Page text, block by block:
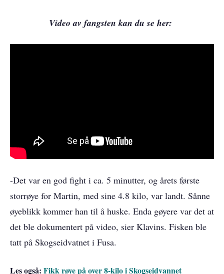
Video av fangsten kan du se her:
-Det var en god fight i ca. 5 minutter, og årets første
storrøye for Martin, med sine 4.8 kilo, var landt. Sånne
øyeblikk kommer han til å huske. Enda gøyere var det at
det ble dokumentert på video, sier Klavins. Fisken ble
tatt på Skogseidvatnet i Fusa.
Les også: Fikk røye på over 8-kilo i Skogseidvannet